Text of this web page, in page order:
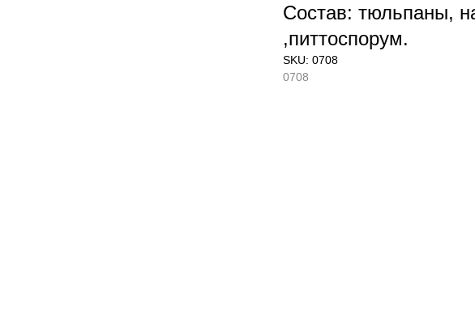
Состав: тюльпаны,
,питтоспорум.
SKU: 0708
0708